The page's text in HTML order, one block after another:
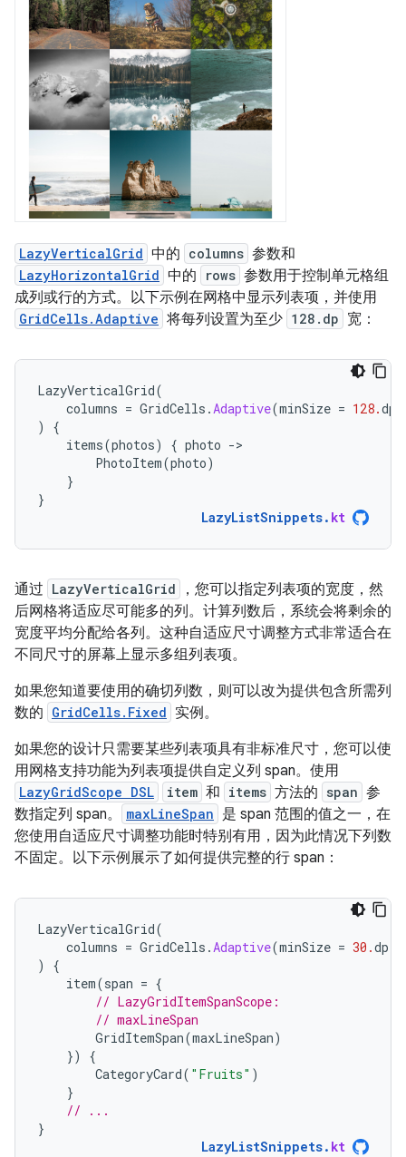
LazyVerticalGrid 中的 columns 参数和
LazyHorizontalGrid 中的 rows 参数用于控制单元格组
成列或行的方式。以下示例在网格中显示列表项，并使用
GridCells.Adaptive 将每列设置为至少 128.dp 宽：
LazyVerticalGrid(
columns = GridCells .Adaptive(minSize = 128.dp
)
{
items(photos) { photo -
PhotoItem(photo)
}
}
LazyListSnippets. kt
通过 LazyVerticalGrid
，您可以指定列表项的宽度，然
后网格将适应尽可能多的列。计算列数后，系统会将剩余的
宽度平均分配给各列。这种自适应尺寸调整方式非常适合在
不同尺寸的屏幕上显示多组列表项。
如果您知道要使用的确切列数，则可以改为提供包含所需列
数的 GridCells.Fixed 实例。
如果您的设计只需要某些列表项具有非标准尺寸，您可以使
用网格支持功能为列表项提供自定义列 span。使用
LazyGridScope DSL item 和 items 方法的 span 参
数指定列 span。
maxLineSpan 是 span 范围的值之一，在
您使用自适应尺寸调整功能时特别有用，因为此情况下列数
不固定。以下示例展示了如何提供完整的行 span：
LazyVerticalGrid(
columns = GridCells .Adaptive(minSize = 30.dp
)
{
item(span = {
// LazyGridItemSpanScope:
// maxLineSpan
GridItemSpan(maxLineSpan)
})
{
CategoryCard( "Fruits" )
}
// ...
}
LazyListSnippets. kt